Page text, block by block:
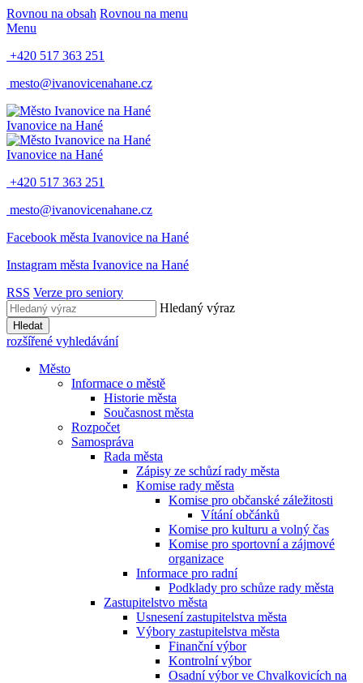
Rovnou na obsah Rovnou na menu
Menu
+420 517 363 251
mesto@ivanovicenahane.cz
Ivanovice na Hané
Ivanovice na Hané
+420 517 363 251
mesto@ivanovicenahane.cz
Facebook města Ivanovice na Hané
Instagram města Ivanovice na Hané
RSS Verze pro seniory
Hledaný výraz
Hledat
rozšířené vyhledávání
Město
Informace o městě
Historie města
Současnost města
Rozpočet
Samospráva
Rada města
Zápisy ze schůzí rady města
Komise rady města
Komise pro občanské záležitosti
Vítání občánků
Komise pro kulturu a volný čas
Komise pro sportovní a zájmové
organizace
Informace pro radní
Podklady pro schůze rady města
Zastupitelstvo města
Usnesení zastupitelstva města
Výbory zastupitelstva města
Finanční výbor
Kontrolní výbor
Osadní výbor ve Chvalkovicích na